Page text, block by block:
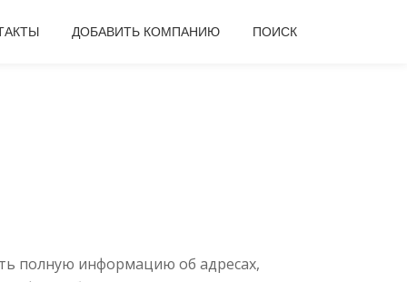
ДОБАВИТЬ КОМПАНИЮ ПОИСК
полную информацию об адресах,